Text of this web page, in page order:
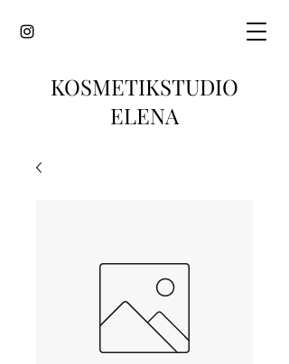
KOSMETIKSTUDIO
ELENA